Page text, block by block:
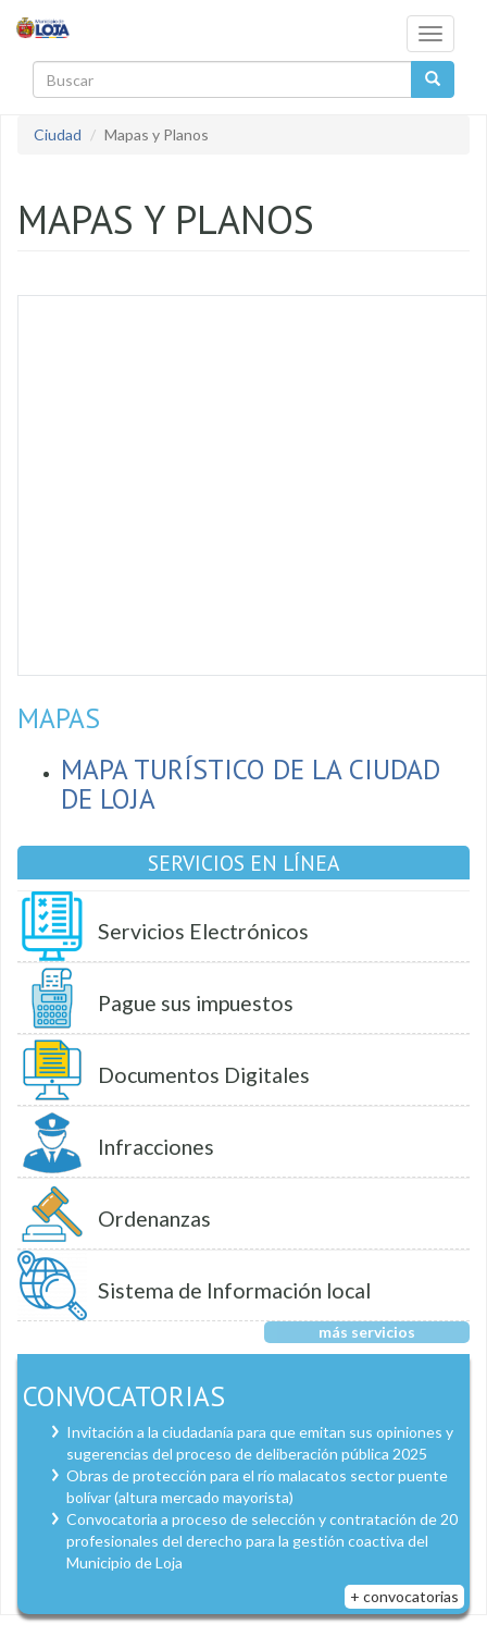
Toggle
Ciudad
Mapas y Planos
MAPAS Y PLANOS
MAPAS
MAPA TURÍSTICO DE LA CIUDAD
DE LOJA
SERVICIOS EN LÍNEA
Servicios Electrónicos
Pague sus impuestos
Documentos Digitales
Infracciones
Ordenanzas
Sistema de Información local
más servicios
CONVOCATORIAS
Invitación a la ciudadanía para que emitan sus opiniones y
sugerencias del proceso de deliberación pública 2025
Obras de protección para el río malacatos sector puente
bolívar (altura mercado mayorista)
Convocatoria a proceso de selección y contratación de 20
profesionales del derecho para la gestión coactiva del
Municipio de Loja
+ convocatorias